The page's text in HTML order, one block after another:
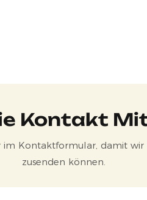
Kontakt
Kontaktformular, damit
zusenden können.